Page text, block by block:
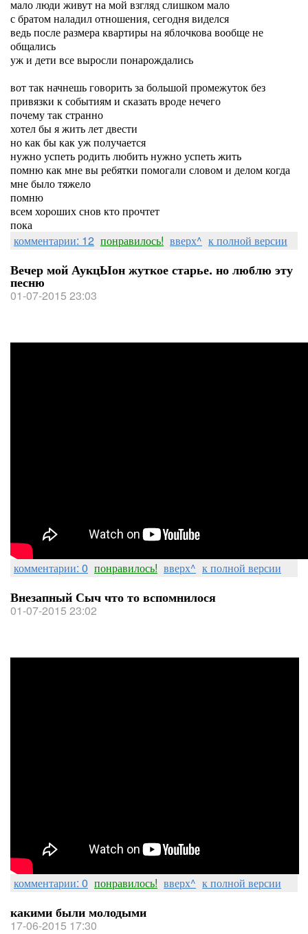
мало люди живут на мой взгляд слишком мало
с братом наладил отношения, сегодня виделся
ведь после размера квартиры на яблочкова вообще не
общались
уж и дети все выросли понарождались
вот так начнешь говорить за большой промежуток без
привязки к событиям и сказать вроде нечего
почему так странно
хотел бы я жить лет двести
но как бы как уж получается
нужно успеть родить любить нужно успеть жить
помню как мне вы ребятки помогали словом и делом когда
мне было тяжело
помню
всем хороших снов кто прочтет
пока
комментарии: 12 понравилось! вверх^ к полной версии
Вечер мой АукцЫон жуткое старье. но люблю эту
песню
01-07-2015 23:03
комментарии: 0 понравилось! вверх^ к полной версии
Внезапный Сыч что то вспомнилося
01-07-2015 23:02
комментарии: 0 понравилось! вверх^ к полной версии
какими были молодыми
17-06-2015 17:30